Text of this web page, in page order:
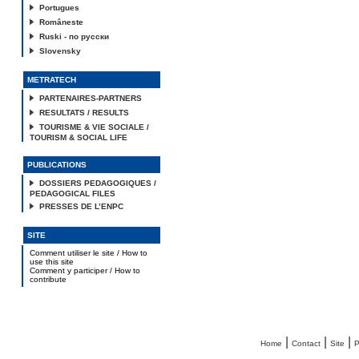
Portugues
Româneste
Ruski - по русски
Slovensky
METRATECH
PARTENAIRES-PARTNERS
RESULTATS / RESULTS
TOURISME & VIE SOCIALE /
TOURISM & SOCIAL LIFE
PUBLICATIONS
DOSSIERS PEDAGOGIQUES /
PEDAGOGICAL FILES
PRESSES DE L’ENPC
SITE
Comment utiliser le site / How to
use this site
Comment y participer / How to
contribute
Home Contact| Site